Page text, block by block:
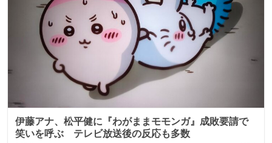
伊藤アナ、松平健に『わがままモモンガ』成敗要請で
笑いを呼ぶ テレビ放送後の反応も多数